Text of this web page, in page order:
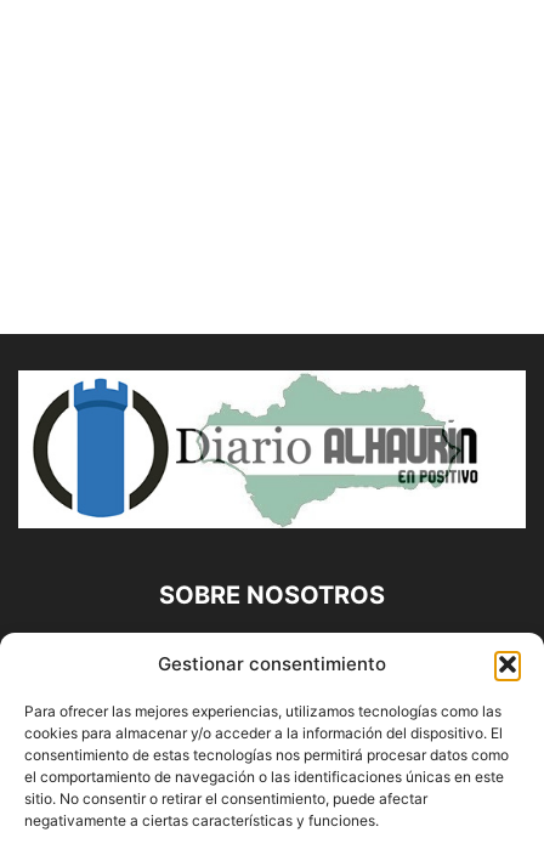
Gestionar consentimiento
Para ofrecer las mejores experiencias, utilizamos tecnologías como las
cookies para almacenar y/o acceder a la información del dispositivo. El
consentimiento de estas tecnologías nos permitirá procesar datos como
el comportamiento de navegación o las identificaciones únicas en este
sitio. No consentir o retirar el consentimiento, puede afectar
negativamente a ciertas características y funciones.
SOBRE NOSOTROS
Diario Alhaurín (www.alhaurindelatorre.com) Propiedad de
Francisco E. López López | 639 95 71 95 | Noticias de
Alhaurín de la Torre, Málaga y Provincia|
Contáctanos:info@alhaurindelatorre.com
SÍGUENOS